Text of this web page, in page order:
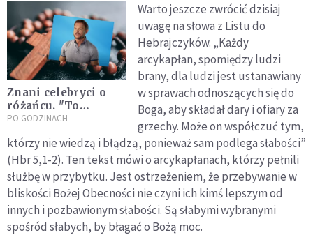
Znani celebryci o
różańcu. "To
modlitwa, dzięki
dzieją się cuda"
PO GODZINACH
Warto jeszcze zwrócić dzisiaj
uwagę na słowa z Listu do
Hebrajczyków. „Każdy
arcykapłan, spomiędzy ludzi
brany, dla ludzi jest ustanawiany
w sprawach odnoszących się do
Boga, aby składał dary i ofiary za
grzechy. Może on współczuć tym,
którzy nie wiedzą i błądzą, ponieważ sam podlega słabości”
(Hbr 5,1-2). Ten tekst mówi o arcykapłanach, którzy pełnili
służbę w przybytku. Jest ostrzeżeniem, że przebywanie w
bliskości Bożej Obecności nie czyni ich kimś lepszym od
innych i pozbawionym słabości. Są słabymi wybranymi
spośród słabych, by błagać o Bożą moc.